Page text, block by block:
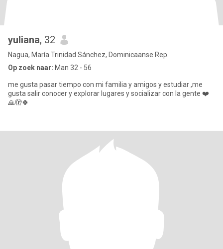
yuliana, 32
Nagua, María Trinidad Sánchez, Dominicaanse Rep.
Op zoek naar: Man 32 - 56
me gusta pasar tiempo con mi familia y amigos y estudiar ,me
gusta salir conocer y explorar lugares y socializar con la gente ❤️
🙏🫣🍀